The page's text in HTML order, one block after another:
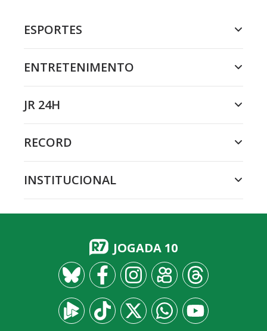
ESPORTES
ENTRETENIMENTO
JR 24H
RECORD
INSTITUCIONAL
JOGADA 10